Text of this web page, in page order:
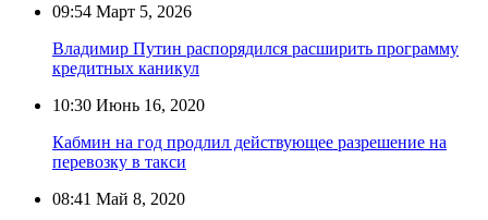
09:54 Март 5, 2026
Владимир Путин распорядился расширить программу
кредитных каникул
10:30 Июнь 16, 2020
Кабмин на год продлил действующее разрешение на
перевозку в такси
08:41 Май 8, 2020